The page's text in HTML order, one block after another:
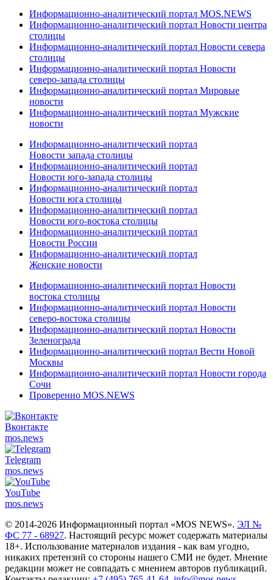
Информационно-аналитический портал MOS.NEWS
Информационно-аналитический портал Новости центра
столицы
Информационно-аналитический портал Новости севера
столицы
Информационно-аналитический портал Новости
северо-запада столицы
Информационно-аналитический портал Мировые
новости
Информационно-аналитический портал Мужские
новости
Информационно-аналитический портал
Новости запада столицы
Информационно-аналитический портал
Новости юго-запада столицы
Информационно-аналитический портал
Новости юга столицы
Информационно-аналитический портал
Новости юго-востока столицы
Информационно-аналитический портал
Новости России
Информационно-аналитический портал
Женские новости
Информационно-аналитический портал Новости
востока столицы
Информационно-аналитический портал Новости
северо-востока столицы
Информационно-аналитический портал Новости
Зеленограда
Информационно-аналитический портал Вести Новой
Москвы
Информационно-аналитический портал Новости города
Сочи
Проверенно MOS.NEWS
Вконтакте
mos.news
Telegram
mos.news
YouTube
mos.news
© 2014-2026 Информационный портал «MOS NEWS». ЭЛ №
ФС 77 - 68927. Настоящий ресурс может содержать материалы
18+. Использование материалов издания - как вам угодно,
никаких претензий со стороны нашего СМИ не будет. Мнение
редакции может не совпадать с мнением авторов публикаций.